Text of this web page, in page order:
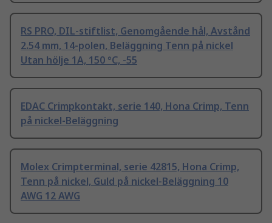
RS PRO, DIL-stiftlist, Genomgående hål, Avstånd
2.54 mm, 14-polen, Beläggning Tenn på nickel
Utan hölje 1A, 150 °C, -55
EDAC Crimpkontakt, serie 140, Hona Crimp, Tenn
på nickel-Beläggning
Molex Crimpterminal, serie 42815, Hona Crimp,
Tenn på nickel, Guld på nickel-Beläggning 10
AWG 12 AWG